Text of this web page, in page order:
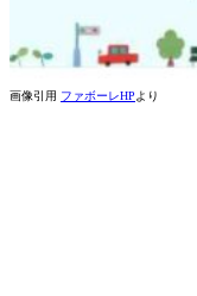
画像引用 ファボーレHP より